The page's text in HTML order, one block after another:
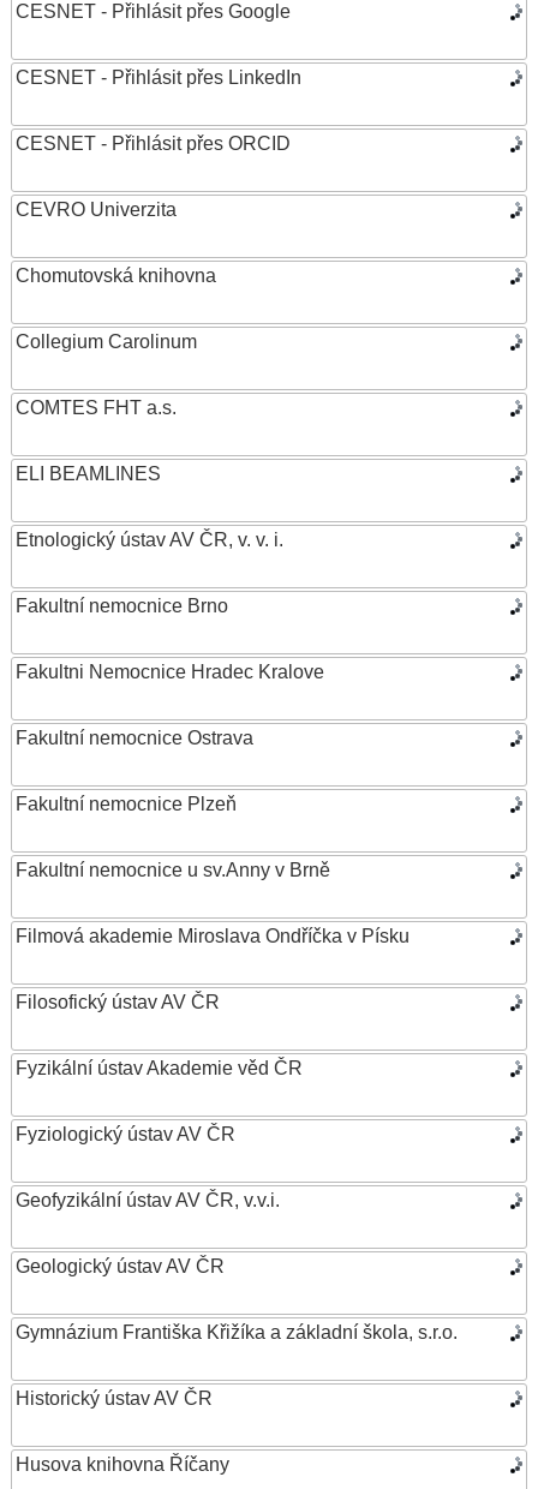
CESNET - Přihlásit přes Google
CESNET - Přihlásit přes LinkedIn
CESNET - Přihlásit přes ORCID
CEVRO Univerzita
Chomutovská knihovna
Collegium Carolinum
COMTES FHT a.s.
ELI BEAMLINES
Etnologický ústav AV ČR, v. v. i.
Fakultní nemocnice Brno
Fakultni Nemocnice Hradec Kralove
Fakultní nemocnice Ostrava
Fakultní nemocnice Plzeň
Fakultní nemocnice u sv.Anny v Brně
Filmová akademie Miroslava Ondříčka v Písku
Filosofický ústav AV ČR
Fyzikální ústav Akademie věd ČR
Fyziologický ústav AV ČR
Geofyzikální ústav AV ČR, v.v.i.
Geologický ústav AV ČR
Gymnázium Františka Křižíka a základní škola, s.r.o.
Historický ústav AV ČR
Husova knihovna Říčany